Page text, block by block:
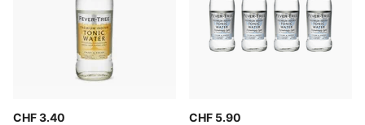
CHF 3.40
CHF 5.90